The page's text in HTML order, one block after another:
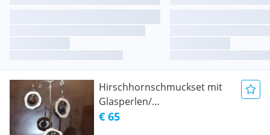
Hirschhornschmuckset mit
Glasperlen/
Halskettenanhänger/
€ 65